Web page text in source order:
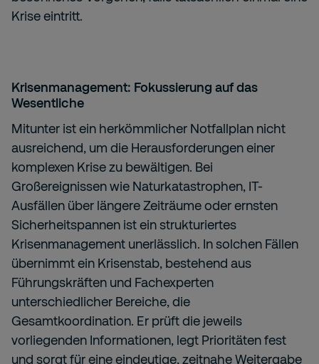
Krise eintritt.
Krisenmanagement: Fokussierung auf das
Wesentliche
Mitunter ist ein herkömmlicher Notfallplan nicht
ausreichend, um die Herausforderungen einer
komplexen Krise zu bewältigen. Bei
Großereignissen wie Naturkatastrophen, IT-
Ausfällen über längere Zeiträume oder ernsten
Sicherheitspannen ist ein strukturiertes
Krisenmanagement unerlässlich. In solchen Fällen
übernimmt ein Krisenstab, bestehend aus
Führungskräften und Fachexperten
unterschiedlicher Bereiche, die
Gesamtkoordination. Er prüft die jeweils
vorliegenden Informationen, legt Prioritäten fest
und sorgt für eine eindeutige, zeitnahe Weitergabe